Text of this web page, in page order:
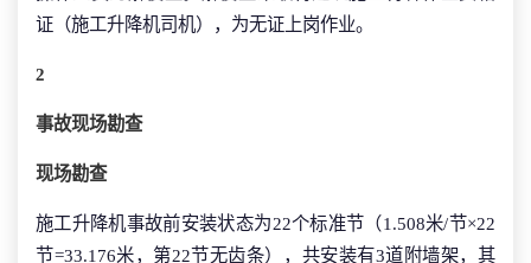
证（施工升降机司机），为无证上岗作业。
2
事故现场勘查
现场勘查
施工升降机事故前安装状态为22个标准节（1.508米/节×22
节=33.176米，第22节无齿条），共安装有3道附墙架，其